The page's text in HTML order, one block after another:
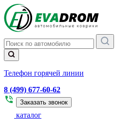
Телефон горячей линии
8 (499) 677-60-62
Заказать звонок
каталог